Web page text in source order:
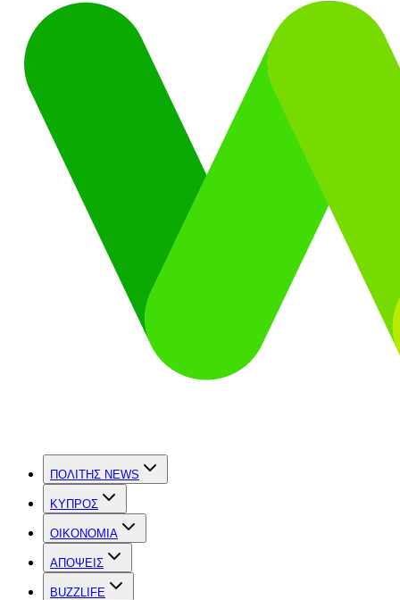
ΠΟΛΙΤΗΣ NEWS
ΚΥΠΡΟΣ
OIKONOMIA
ΑΠΟΨΕΙΣ
BUZZLIFE